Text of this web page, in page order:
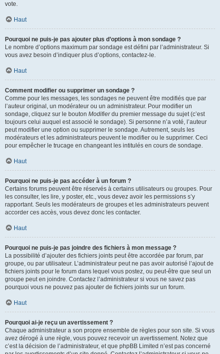
vote.
Haut
Pourquoi ne puis-je pas ajouter plus d’options à mon sondage ?
Le nombre d’options maximum par sondage est défini par l’administrateur. Si
vous avez besoin d’indiquer plus d’options, contactez-le.
Haut
Comment modifier ou supprimer un sondage ?
Comme pour les messages, les sondages ne peuvent être modifiés que par
l’auteur original, un modérateur ou un administrateur. Pour modifier un
sondage, cliquez sur le bouton Modifierdu premier message du sujet (c’est
toujours celui auquel est associé le sondage). Si personne n’a voté, l’auteur
peut modifier une option ou supprimer le sondage. Autrement, seuls les
modérateurs et les administrateurs peuvent le modifier ou le supprimer. Ceci
pour empêcher le trucage en changeant les intitulés en cours de sondage.
Haut
Pourquoi ne puis-je pas accéder à un forum ?
Certains forums peuvent être réservés à certains utilisateurs ou groupes. Pour
les consulter, les lire, y poster, etc., vous devez avoir les permissions s’y
rapportant. Seuls les modérateurs de groupes et les administrateurs peuvent
accorder ces accès, vous devez donc les contacter.
Haut
Pourquoi ne puis-je pas joindre des fichiers à mon message ?
La possibilité d’ajouter des fichiers joints peut être accordée par forum, par
groupe, ou par utilisateur. L’administrateur peut ne pas avoir autorisé l’ajout de
fichiers joints pour le forum dans lequel vous postez, ou peut-être que seul un
groupe peut en joindre. Contactez l’administrateur si vous ne savez pas
pourquoi vous ne pouvez pas ajouter de fichiers joints sur un forum.
Haut
Pourquoi ai-je reçu un avertissement ?
Chaque administrateur a son propre ensemble de règles pour son site. Si vous
avez dérogé à une règle, vous pouvez recevoir un avertissement. Notez que
c’est la décision de l’administrateur, et que phpBB Limited n’est pas concerné